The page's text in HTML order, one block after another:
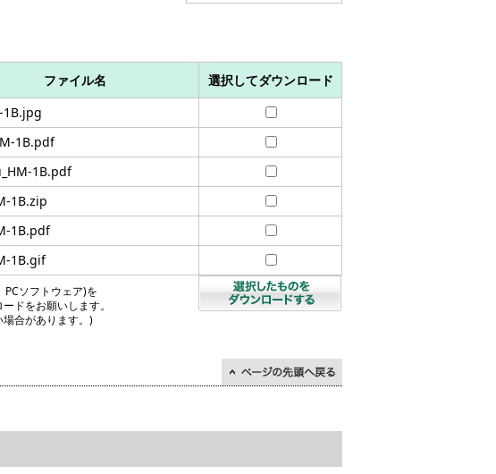
ファイル名
選択してダウンロード
1B.jpg
1B.pdf
1B.pdf
1B.zip
1B.pdf
1B.gif
ソフトウェア)を
ドをお願いします。
合があります。)